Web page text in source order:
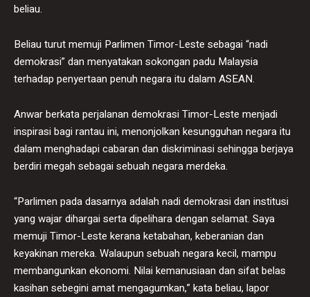
beliau.
Beliau turut memuji Parlimen Timor-Leste sebagai “nadi
demokrasi” dan menyatakan sokongan padu Malaysia
terhadap penyertaan penuh negara itu dalam ASEAN.
Anwar berkata perjalanan demokrasi Timor-Leste menjadi
inspirasi bagi rantau ini, menonjolkan kesungguhan negara itu
dalam menghadapi cabaran dan diskriminasi sehingga berjaya
berdiri megah sebagai sebuah negara merdeka.
“Parlimen pada dasarnya adalah nadi demokrasi dan institusi
yang wajar dihargai serta dipelihara dengan selamat. Saya
memuji Timor-Leste kerana ketabahan, keberanian dan
keyakinan mereka. Walaupun sebuah negara kecil, mampu
membangunkan ekonomi. Nilai kemanusiaan dan sifat belas
kasihan sebegini amat mengagumkan,” kata beliau, lapor